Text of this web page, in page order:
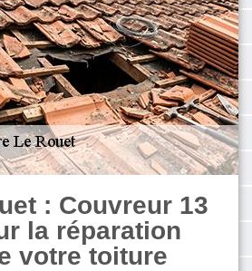
: Couvreur 13
la réparation
votre toiture